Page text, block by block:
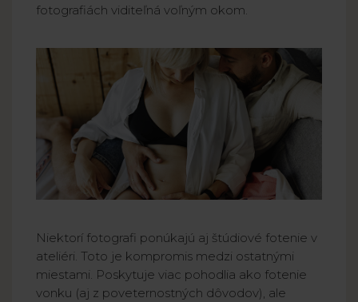
fotografiách viditeľná voľným okom.
Niektorí fotografi ponúkajú aj štúdiové fotenie v
ateliéri. Toto je kompromis medzi ostatnými
miestami. Poskytuje viac pohodlia ako fotenie
vonku (aj z poveternostných dôvodov), ale